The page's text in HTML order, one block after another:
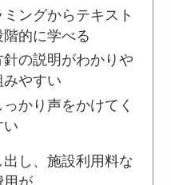
ングからテキスト
的に学べる
の説明がわかりや
やすい
かり声をかけてく
い
し、施設利用料な
用が